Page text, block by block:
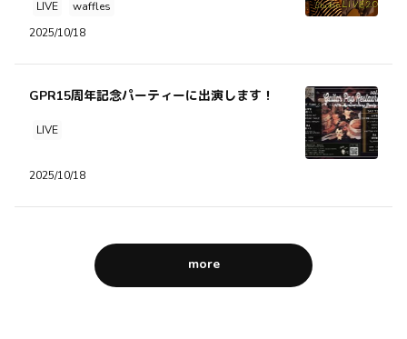
waffles Studio Live 2025
0 0
10ヶ月前
LIVE
waffles
2025/10/18
GPR15周年記念パーティーに出演します！
LIVE
2025/10/18
more